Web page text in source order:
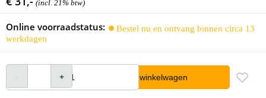
(incl. 21% btw)
Online voorraadstatus:
Bestel nu en ontvang binnen circa 13
werkdagen
In winkelwagen